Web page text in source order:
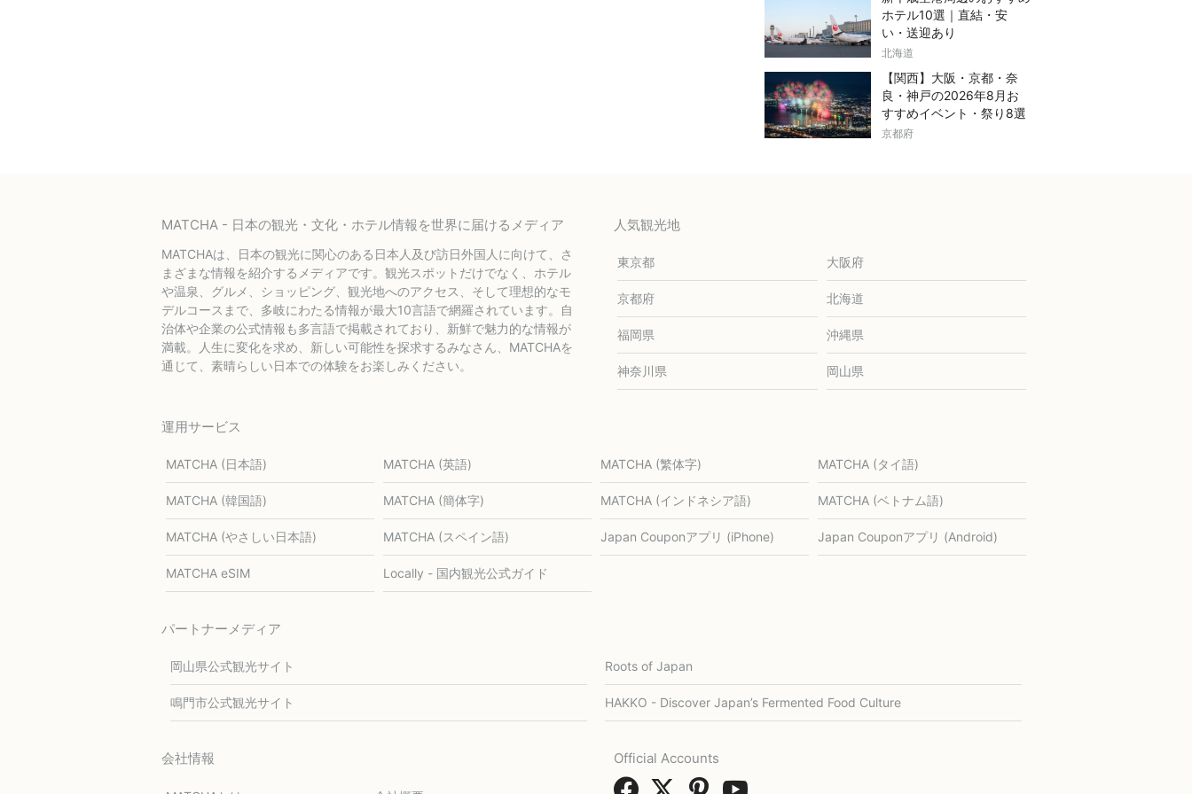
ホテル10選｜直結・安
い・送迎あり
北海道
【関西】大阪・京都・奈
良・神戸の2026年8月お
すすめイベント・祭り8選
京都府
MATCHA - 日本の観光・文化・ホテル情報を世界に届けるメディア
MATCHAは、日本の観光に関心のある日本人及び訪日外国人に向けて、さ
まざまな情報を紹介するメディアです。観光スポットだけでなく、ホテル
や温泉、グルメ、ショッピング、観光地へのアクセス、そして理想的なモ
デルコースまで、多岐にわたる情報が最大10言語で網羅されています。自
治体や企業の公式情報も多言語で掲載されており、新鮮で魅力的な情報が
満載。人生に変化を求め、新しい可能性を探求するみなさん、MATCHAを
通じて、素晴らしい日本での体験をお楽しみください。
人気観光地
東京都 大阪府
京都府 北海道
福岡県 沖縄県
神奈川県 岡山県
運用サービス
MATCHA (日本語) MATCHA (英語) MATCHA (繁体字) MATCHA (タイ語)
MATCHA (韓国語) MATCHA (簡体字) MATCHA (インドネシア語) MATCHA (ベトナム語)
MATCHA (やさしい日本語) MATCHA (スペイン語) Japan Couponアプリ (iPhone) Japan Couponアプリ (Android)
MATCHA eSIM Locally - 国内観光公式ガイド
パートナーメディア
岡山県公式観光サイト Roots of Japan
鳴門市公式観光サイト HAKKO - Discover Japan’s Fermented Food Culture
会社情報 Official Accounts